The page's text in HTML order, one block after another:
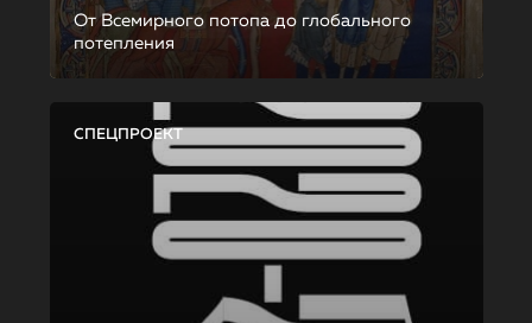
От Всемирного потопа до глобального
потепления
СПЕЦПРОЕКТ